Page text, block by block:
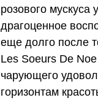
розового
драгоценное
еще долго после
Les Soeurs De
чарующего
горизонтам